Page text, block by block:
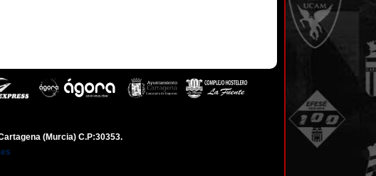
(Murcia) C.P:30353.